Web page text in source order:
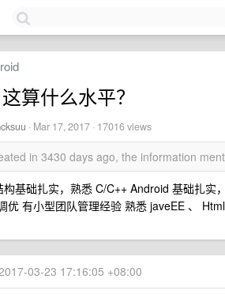
算什么水平？
· Mar 17, 2017 · 17016 views
in 3430 days ago, the information
基础扎实，熟悉 C/C++ Android 基础扎
优 有小型团队管理经验 熟悉 javeEE 、
03-23 17:16:05 +08:00